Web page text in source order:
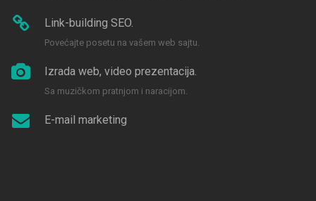
Link-building SEO.
Povećajte posetu na vašem web sajtu.
Izrada web, video prezentacija.
Sa muzičkom pratnjom i naracijom.
E-mail marketing